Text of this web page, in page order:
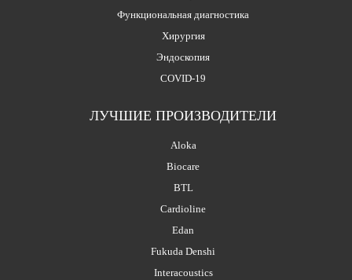
Функциональная диагностика
Хирургия
Эндоскопия
COVID-19
ЛУЧШИЕ ПРОИЗВОДИТЕЛИ
Aloka
Biocare
BTL
Cardioline
Edan
Fukuda Denshi
Interacoustics